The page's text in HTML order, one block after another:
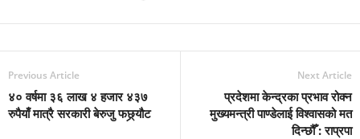
Previous Article
४० वर्षमा ३६ लाख ४ हजार ४३७
रुपैयाँ मात्रै सरकारी बेरुजु फछ्र्यौट
Next Article
प्रदेशमा केन्द्रका प्रभाव रोक्न
मुख्यमन्त्री पाण्डेलाई विश्वासको मत
दिन्छौँ : राप्रपा